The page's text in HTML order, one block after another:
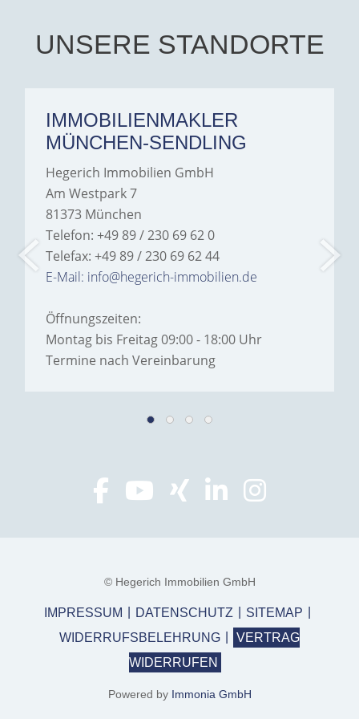
Hegerich Immobilien to
anyone looking for a home.
UNSERE STANDORTE
IMMOBILIENMAKLER
MÜNCHEN-SENDLING
Hegerich Immobilien GmbH
Am Westpark 7
81373 München
Telefon: +49 89 / 230 69 62 0
Telefax: +49 89 / 230 69 62 44
E-Mail: info@hegerich-immobilien.de
Öffnungszeiten:
Montag bis Freitag 09:00 - 18:00 Uhr
Termine nach Vereinbarung
© Hegerich Immobilien GmbH
IMPRESSUM DATENSCHUTZ
SITEMAP
WIDERRUFSBELEHRUNG
VERTRAG
WIDERRUFEN
Powered by Immonia GmbH